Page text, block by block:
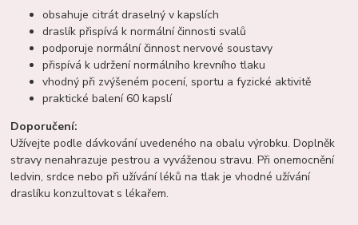
obsahuje citrát draselný v kapslích
draslík přispívá k normální činnosti svalů
podporuje normální činnost nervové soustavy
přispívá k udržení normálního krevního tlaku
vhodný při zvýšeném pocení, sportu a fyzické aktivitě
praktické balení 60 kapslí
Doporučení:
Užívejte podle dávkování uvedeného na obalu výrobku. Doplněk
stravy nenahrazuje pestrou a vyváženou stravu. Při onemocnění
ledvin, srdce nebo při užívání léků na tlak je vhodné užívání
draslíku konzultovat s lékařem.